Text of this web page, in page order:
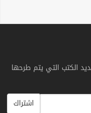
الكتب التي يتم طرحها
اشتراك